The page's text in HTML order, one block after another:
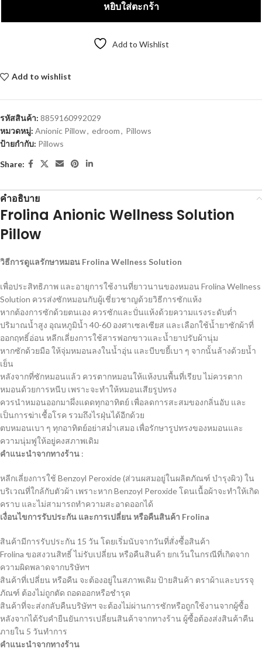
หยิบใส่ตะกร้า
Add to Wishlist
Add to wishlist
รหัสสินค้า: 8859160992029
หมวดหมู่: Anionic Pillow, edroom, Pillows
ป้ายกำกับ: Pillows
Share:
คำอธิบาย
Frolina Anionic Wellness Solution
Pillow
วิธีการดูแลรักษาหมอน Frolina Wellness Solution
เพื่อประสิทธิภาพ และอายุการใช้งานที่ยาวนานของหมอน Frolina Wellness
Solution ควรส่งซักหมอนกับผู้เชี่ยวชาญด้วยวิธีการซักแห้ง
หากต้องการซักด้วยตนเอง ควรซักและปั่นแห้งด้วยความแรงระดับต่ำ
ปริมาณน้ำสูง อุณหภูมิน้ำ 40-60 องศาเซลเซียส และเลือกใช้น้ำยาซักผ้าที่
ออกฤทธิ์อ่อน หลีกเลี่ยงการใช้สารฟอกขาวและน้ำยาปรับผ้านุ่ม
หากซักด้วยมือ ให้จุ่มหมอนลงในน้ำอุ่น และบีบขยี้เบา ๆ จากนั้นล้างด้วยน้ำ
เย็น
หลังจากที่ซักหมอนแล้ว ควรตากหมอนให้แห้งบนพื้นที่เรียบ ไม่ควรตาก
หมอนด้วยการหนีบ เพราะจะทำให้หมอนเสียรูปทรง
ควรนำหมอนออกมาผึ่งแดดทุกอาทิตย์ เพื่อลดการสะสมของกลิ่นอับ และ
เป็นการฆ่าเชื้อโรค รวมถึงไรฝุ่นได้อีกด้วย
ตบหมอนเบา ๆ ทุกอาทิตย์อย่าสม่ำเสมอ เพื่อรักษารูปทรงของหมอนและ
ความนุ่มฟูให้อยู่คงสภาพเดิม
คำแนะนำจากทางร้าน :
หลีกเลี่ยงการใช้ Benzoyl Peroxide (ส่วนผสมอยู่ในผลิตภัณฑ์ บำรุงผิว) ใน
บริเวณที่ใกล้กับตัวผ้า เพราะหาก Benzoyl Peroxide โดนเนื้อผ้าจะทำให้เกิด
คราบ และไม่สามารถทำความสะอาดออกได้
เงื่อนไขการรับประกัน และการเปลี่ยน หรือคืนสินค้า Frolina
สินค้ามีการรับประกัน 15 วัน โดยเริ่มนับจากวันที่สั่งซื้อสินค้า
Frolina ขอสงวนสิทธิ์ ไม่รับเปลี่ยน หรือคืนสินค้า ยกเว้นในกรณีที่เกิดจาก
ความผิดพลาดจากบริษัทฯ
สินค้าที่เปลี่ยน หรือคืน จะต้องอยู่ในสภาพเดิม ป้ายสินค้า ตราผ้าและบรรจุ
ภัณฑ์ ต้องไม่ถูกตัด ถอดออกหรือชำรุด
สินค้าที่จะส่งกลับคืนบริษัทฯ จะต้องไม่ผ่านการซักหรือถูกใช้งานจากผู้ซื้อ
หลังจากได้รับคำยืนยันการเปลี่ยนสินค้าจากทางร้าน ผู้ซื้อต้องส่งสินค้าคืน
ภายใน 5 วันทำการ
คำแนะนำจากทางร้าน